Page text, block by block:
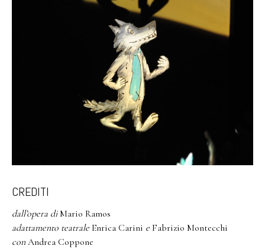
CREDITI
dall’opera diMario Ramos
adattamento teatrale Enrica Carini e Fabrizio Montecchi
con Andrea Coppone